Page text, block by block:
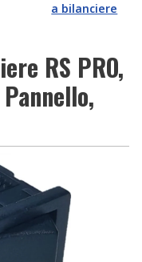
a bilanciere
RS PRO,
Pannello,